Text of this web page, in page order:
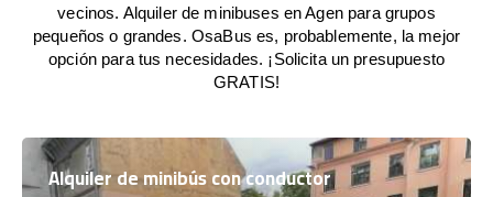
vecinos. Alquiler de minibuses en Agen para grupos
pequeños o grandes. OsaBus es, probablemente, la mejor
opción para tus necesidades. ¡Solicita un presupuesto
GRATIS!
Alquiler de minibús con conductor